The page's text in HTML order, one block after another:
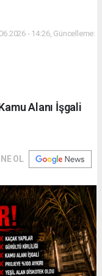
- 14:26, Güncelleme:
Alanı İşgali
OL